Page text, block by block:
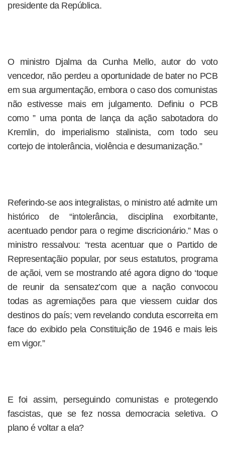
presidente da República.
O ministro Djalma da Cunha Mello, autor do voto
vencedor, não perdeu a oportunidade de bater no PCB
em sua argumentação, embora o caso dos comunistas
não estivesse mais em julgamento. Definiu o PCB
como ” uma ponta de lança da ação sabotadora do
Kremlin, do imperialismo stalinista, com todo seu
cortejo de intolerância, violência e desumanização.”
Referindo-se aos integralistas, o ministro até admite um
histórico de “intolerância, disciplina exorbitante,
acentuado pendor para o regime discricionário.” Mas o
ministro ressalvou: “resta acentuar que o Partido de
Representaçãio popular, por seus estatutos, programa
de açãoi, vem se mostrando até agora digno do ‘toque
de reunir da sensatez’com que a nação convocou
todas as agremiações para que viessem cuidar dos
destinos do país; vem revelando conduta escorreita em
face do exibido pela Constituição de 1946 e mais leis
em vigor.”
E foi assim, perseguindo comunistas e protegendo
fascistas, que se fez nossa democracia seletiva. O
plano é voltar a ela?